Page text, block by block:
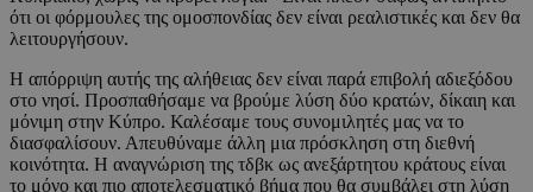
ότι οι φόρμουλες της ομοσπονδίας δεν είναι ρεαλιστικές και δεν θα
λειτουργήσουν.
Η απόρριψη αυτής της αλήθειας δεν είναι παρά επιβολή αδιεξόδου
στο νησί. Προσπαθήσαμε να βρούμε λύση δύο κρατών, δίκαιη και
μόνιμη στην Κύπρο. Καλέσαμε τους συνομιλητές μας να το
διασφαλίσουν. Απευθύναμε άλλη μια πρόσκληση στη διεθνή
κοινότητα. Η αναγνώριση της τδβκ ως ανεξάρτητου κράτους είναι
το μόνο και πιο αποτελεσματικό βήμα που θα συμβάλει στη λύση